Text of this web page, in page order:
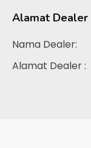
Alamat Dealer
Nama Dealer:
Alamat Dealer :